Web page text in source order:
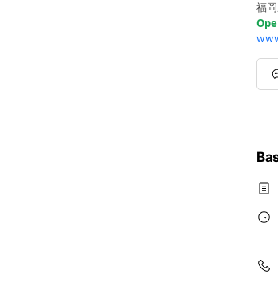
福
Sun
Mon
Tue
Wed